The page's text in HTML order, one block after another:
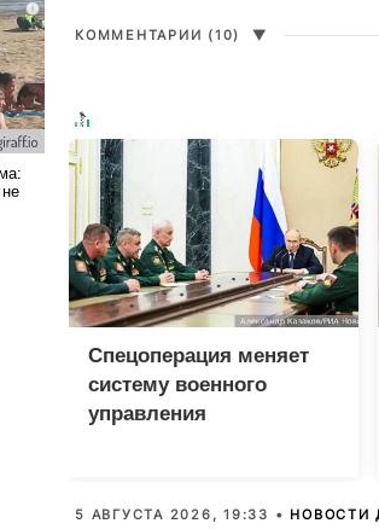
КОММЕНТАРИИ (10) ▼
Спецоперация меняет
систему военного
управления
5 АВГУСТА 2026, 19:33 • НОВОСТИ